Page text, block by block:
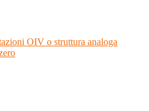
OIV o struttura analoga